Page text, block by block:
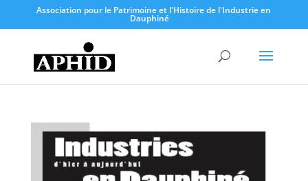
Association pour le Patrimoine et l'Histoire de l'Industrie en
Dauphiné